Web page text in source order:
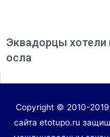
Эквадорцы хотели
осла
Copyright © 2010-
сайта etotupo.ru